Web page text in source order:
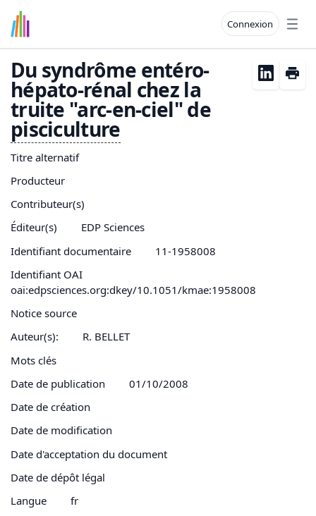
Connexion
Du syndrôme entéro-
hépato-rénal chez la
truite "arc-en-ciel" de
pisciculture
Titre alternatif
Producteur
Contributeur(s)
Éditeur(s)
EDP Sciences
Identifiant documentaire
11-1958008
Identifiant OAI
oai:edpsciences.org:dkey/10.1051/kmae:1958008
Notice source
Auteur(s):
R. BELLET
Mots clés
Date de publication
01/10/2008
Date de création
Date de modification
Date d'acceptation du document
Date de dépôt légal
Langue
fr